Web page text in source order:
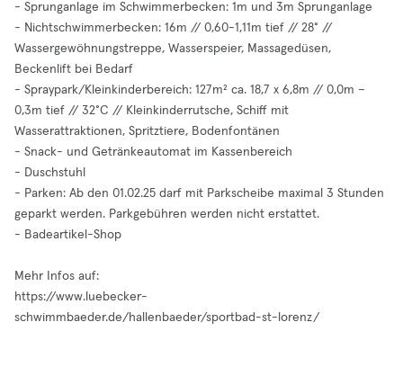
- Sprunganlage im Schwimmerbecken: 1m und 3m Sprunganlage
- Nichtschwimmerbecken: 16m // 0,60-1,11m tief // 28° //
Wassergewöhnungstreppe, Wasserspeier, Massagedüsen,
Beckenlift bei Bedarf
- Spraypark/Kleinkinderbereich: 127m² ca. 18,7 x 6,8m // 0,0m –
0,3m tief // 32°C // Kleinkinderrutsche, Schiff mit
Wasserattraktionen, Spritztiere, Bodenfontänen
- Snack- und Getränkeautomat im Kassenbereich
- Duschstuhl
- Parken: Ab den 01.02.25 darf mit Parkscheibe maximal 3 Stunden
geparkt werden. Parkgebühren werden nicht erstattet.
- Badeartikel-Shop
Mehr Infos auf:
https://www.luebecker-
schwimmbaeder.de/hallenbaeder/sportbad-st-lorenz/